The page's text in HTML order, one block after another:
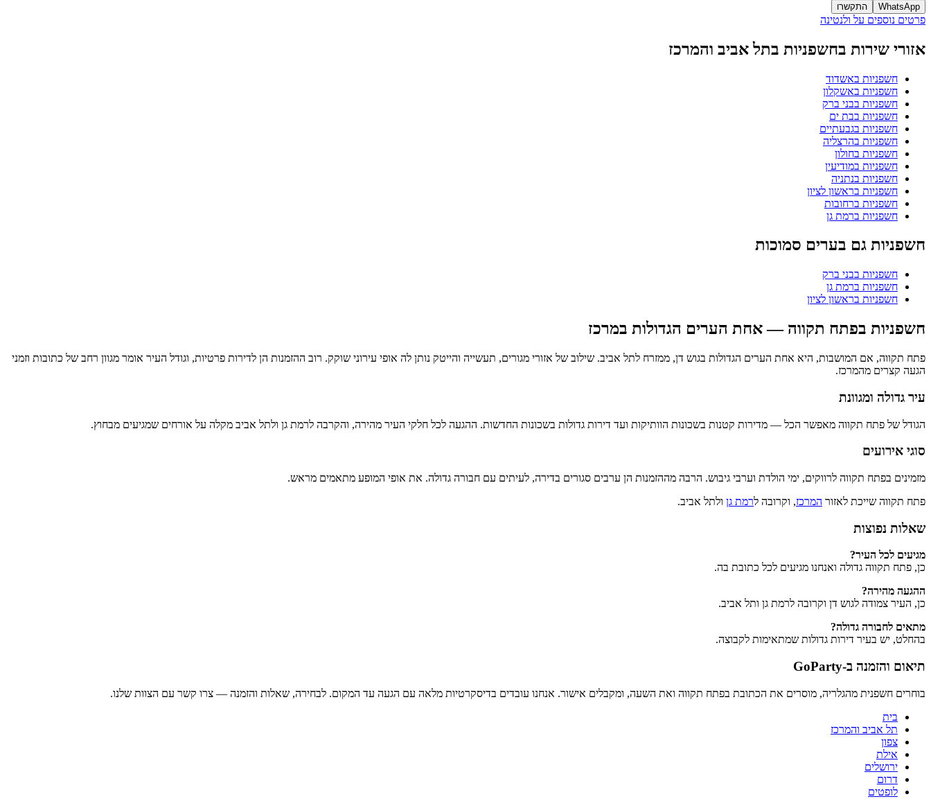
WhatsApp התקשרו
פרטים נוספים על ולנטינה
אזורי שירות בחשפניות בתל אביב והמרכז
חשפניות באשדוד
חשפניות באשקלון
חשפניות בבני ברק
חשפניות בבת ים
חשפניות בגבעתיים
חשפניות בהרצליה
חשפניות בחולון
חשפניות במודיעין
חשפניות בנתניה
חשפניות בראשון לציון
חשפניות ברחובות
חשפניות ברמת גן
חשפניות גם בערים סמוכות
חשפניות בבני ברק
חשפניות ברמת גן
חשפניות בראשון לציון
חשפניות בפתח תקווה — אחת הערים הגדולות במרכז
פתח תקווה, אם המושבות, היא אחת הערים הגדולות בגוש דן, ממזרח לתל אביב. שילוב של אזורי מגורים, תעשייה והייטק נותן לה אופי עירוני שוקק. רוב ההזמנות הן לדירות פרטיות, וגודל העיר אומר מגוון רחב של כתובות וזמני
הגעה קצרים מהמרכז.
עיר גדולה ומגוונת
הגודל של פתח תקווה מאפשר הכל — מדירות קטנות בשכונות הוותיקות ועד דירות גדולות בשכונות החדשות. ההגעה לכל חלקי העיר מהירה, והקרבה לרמת גן ולתל אביב מקלה על אורחים שמגיעים מבחוץ.
סוגי אירועים
מזמינים בפתח תקווה לרווקים, ימי הולדת וערבי גיבוש. הרבה מההזמנות הן ערבים סגורים בדירה, לעיתים עם חבורה גדולה. את אופי המופע מתאמים מראש.
פתח תקווה שייכת לאזור המרכז, וקרובה לרמת גן ולתל אביב.
שאלות נפוצות
מגיעים לכל העיר?
כן, פתח תקווה גדולה ואנחנו מגיעים לכל כתובת בה.
ההגעה מהירה?
כן, העיר צמודה לגוש דן וקרובה לרמת גן ותל אביב.
מתאים לחבורה גדולה?
בהחלט, יש בעיר דירות גדולות שמתאימות לקבוצה.
תיאום והזמנה ב-GoParty
בוחרים חשפנית מהגלריה, מוסרים את הכתובת בפתח תקווה ואת השעה, ומקבלים אישור. אנחנו עובדים בדיסקרטיות מלאה עם הגעה עד המקום. לבחירה, שאלות והזמנה — צרו קשר עם הצוות שלנו.
בית
תל אביב והמרכז
צפון
אילת
ירושלים
דרום
לופטים